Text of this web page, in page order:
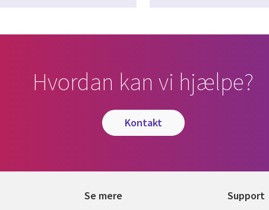
Hvordan kan vi hjælpe?
kontakt
Se mere Support